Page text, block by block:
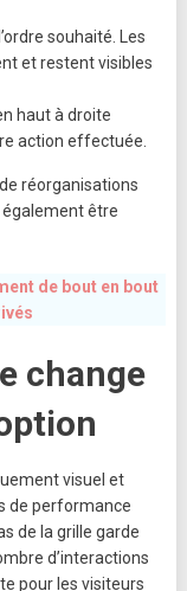
souhaité. Les
et restent visibles
haut à droite
action effectuée.
réorganisations
être
de bout en bout
change
visuel et
de performance
de la grille garde
d’interactions
pour les visiteurs